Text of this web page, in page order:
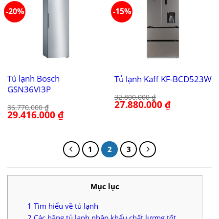
-20%
Tủ lạnh Bosch
GSN36VI3P
36.770.000₫
Giá
gốc
29.416.000₫Giá
hiện
-15%
Tủ lạnh Kaff KF-BCD523W
32.800.000₫
Giá
gốc
27.880.000₫Giá
hiện
1 2 3
Mục lục
1 Tìm hiểu về tủ lạnh